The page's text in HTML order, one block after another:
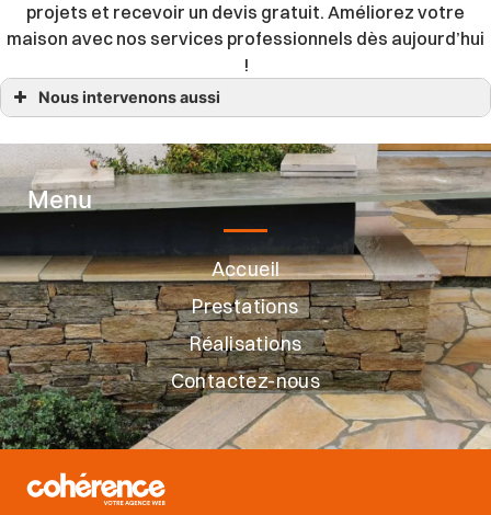
projets et recevoir un devis gratuit. Améliorez votre
maison avec nos services professionnels dès aujourd’hui
!
Nous intervenons aussi
Carreleur Beaupréau-en-Mauges
Carreleur Champtoceaux, Saint-Laurent-des-Autels, Le Fuilet
Carreleur Divatte-sur-Loire , Saint-Julien-de-Concelles
Carreleur Le Cellier
Carreleur Montrevault-sur-Èvre, Saint-Pierre-Montlimart
Carreleur Orée-d ‘Anjou
Carreleur Oudon
Carreleur Sèvremoine
Carreleur Varades, Loireauxence, Vallet
Menu
Accueil
Prestations
Réalisations
Contactez-nous